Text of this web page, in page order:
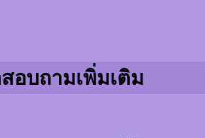
อบถามเพิ่มเติม